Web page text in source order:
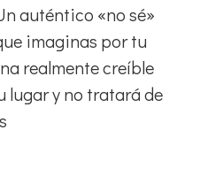
auténtico «no sé»
imaginas por tu
realmente creíble
lugar y no tratará de